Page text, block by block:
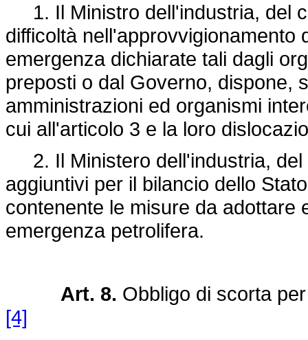
1. Il Ministro dell'industria, del
difficoltà nell'approvvigionamento
emergenza dichiarate tali dagli
preposti o dal Governo, dispone,
amministrazioni ed organismi
cui all'articolo 3 e la loro
2. Il Ministero dell'industria, del
aggiuntivi per il bilancio dello
contenente le misure da adottare
emergenza petrolifera.
Art. 8. Obbligo di scorta
[4]